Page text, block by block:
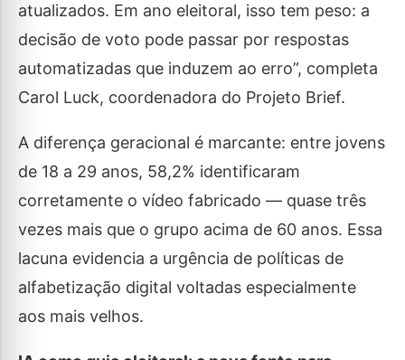
atualizados. Em ano eleitoral, isso tem peso: a
decisão de voto pode passar por respostas
automatizadas que induzem ao erro”, completa
Carol Luck, coordenadora do Projeto Brief.
A diferença geracional é marcante: entre jovens
de 18 a 29 anos, 58,2% identificaram
corretamente o vídeo fabricado — quase três
vezes mais que o grupo acima de 60 anos. Essa
lacuna evidencia a urgência de políticas de
alfabetização digital voltadas especialmente
aos mais velhos.